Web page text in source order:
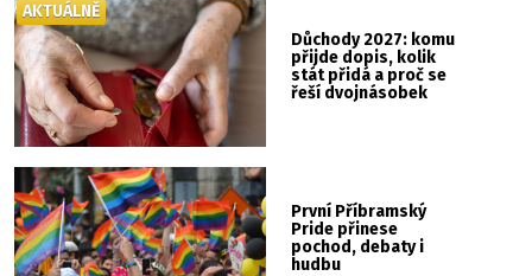
Důchody 2027: komu
přijde dopis, kolik
stát přidá a proč se
řeší dvojnásobek
AKTUÁLNĚ
První Příbramský
Pride přinese
pochod, debaty i
hudbu